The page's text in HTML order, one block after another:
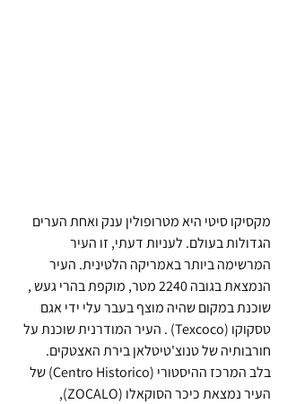
מקסיקו סיטי היא מטרופולין ענק ואחת הערים
הגדולות בעולם. לעניות דעתי, זו העיר
המרשימה ביותר באמריקה הלטינית. העיר
הנמצאת בגובה 2240 מטר, מוקפת בהרי געש ,
שוכנת במקום שהיה מוצף בעבר עלי ידי אגם
טסקוקו (Texcoco) . העיר המודרנית שוכנת על
חורבותיה של טנוצ'טיטלאן בירת האצטקים.
בלב המרכז ההיסטורי (Centro Historico) של
העיר נמצאת כיכר הסוקאלו (ZOCALO),